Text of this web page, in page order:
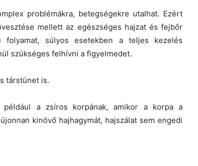
problémákra, betegségekre utalhat. Ezért
mellett az egészséges hajzat és fejbőr
folyamat, súlyos esetekben a teljes kezelés
szükséges felhívni a figyelmedet.
társtünet is.
például a zsíros korpának, amikor a korpa a
kinövő hajhagymát, hajszálat sem engedi